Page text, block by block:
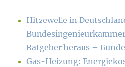
Hitzewelle in
Ratgeber heraus –
Gas-Heizung: